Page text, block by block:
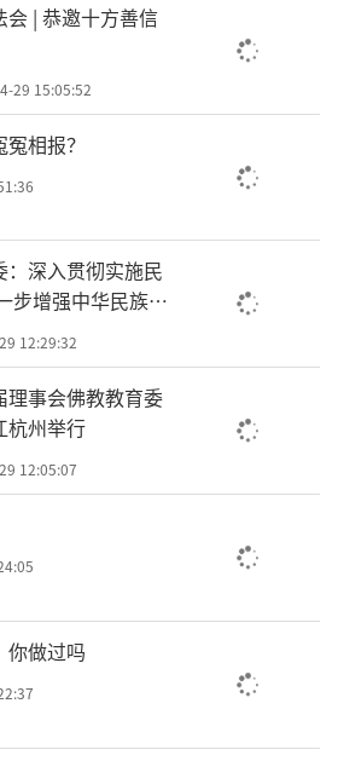
会 | 恭邀十方善信
29 15:05:52
相报？
深入贯彻实施民
步增强中华民族凝
12:29:32
理事会佛教教育委
杭州举行
12:05:07
你做过吗